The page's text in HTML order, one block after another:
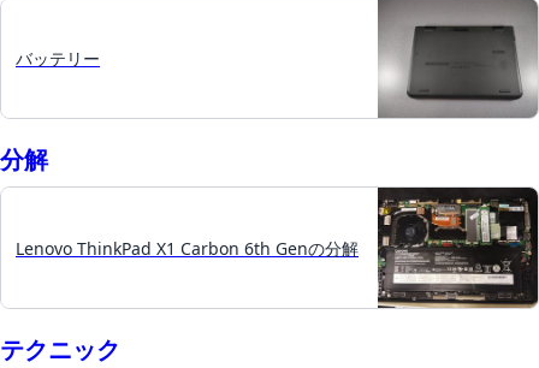
バッテリー
分解
Lenovo ThinkPad X1 Carbon 6th Genの分解
テクニック